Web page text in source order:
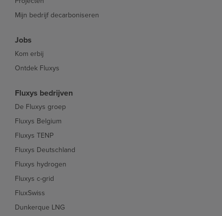
Mijn bedrijf decarboniseren
Jobs
Kom erbij
Ontdek Fluxys
Fluxys bedrijven
De Fluxys groep
Fluxys Belgium
Fluxys TENP
Fluxys Deutschland
Fluxys hydrogen
Fluxys c-grid
FluxSwiss
Dunkerque LNG